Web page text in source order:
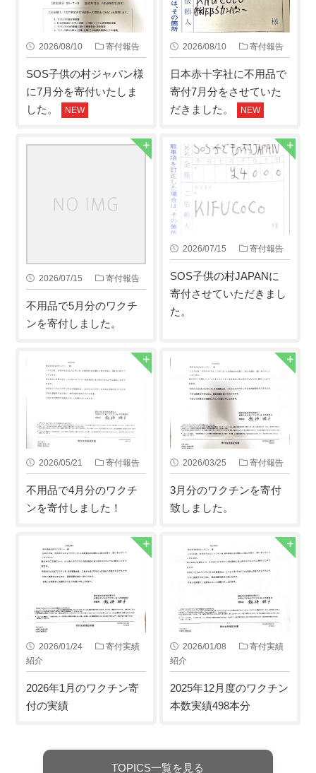
2026/08/10 寄付報告
SOS子供の村ジャパン様
に7月分を寄付いたしま
した。
NEW
2026/08/10 寄付報告
日本赤十字社に不用品で
寄付7月分をさせていた
だきました。
NEW
2026/07/15 寄付報告
不用品で5月分のワクチ
ンを寄付しました。
2026/07/15 寄付報告
SOS子供の村JAPANに
寄付させていただきまし
た。
2026/05/21 寄付報告
不用品で4月分のワクチ
ンを寄付しました！
2026/03/25 寄付報告
3月分のワクチンを寄付
致しました。
2026/01/24
寄付実績
紹介
2026年1月のワクチン寄
付の実績
2026/01/08
寄付実績
紹介
2025年12月度のワクチン
本数実績498本分
TOPICS一覧を見る